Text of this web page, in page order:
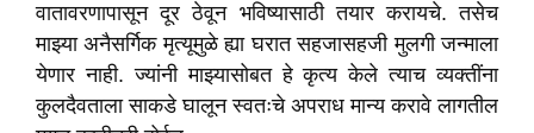
वातावरणापासून दूर ठेवून भविष्यासाठी तयार करायचे. तसेच
माझ्या अनैसर्गिक मृत्यूमुळे ह्या घरात सहजासहजी मुलगी जन्माला
येणार नाही. ज्यांनी माझ्यासोबत हे कृत्य केले त्याच व्यक्तींना
कुलदैवताला साकडे घालून स्वतःचे अपराध मान्य करावे लागतील